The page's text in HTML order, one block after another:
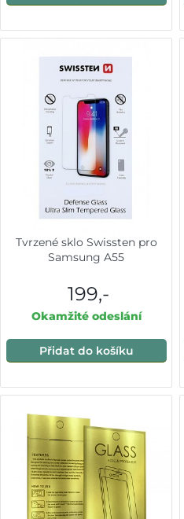
Tvrzené sklo Swissten pro
Samsung A55
199,-
Okamžité odeslání
Přidat do košíku